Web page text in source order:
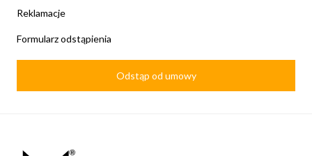
Reklamacje
Formularz odstąpienia
Odstąp od umowy